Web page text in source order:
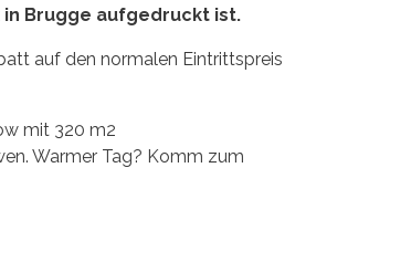
in Brugge aufgedruckt ist.
auf den normalen Eintrittspreis
mit 320 m2
Warmer Tag? Komm zum